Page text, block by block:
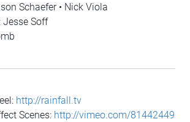
Schaefer • Nick Viola
Jesse Soff
http://rainfall.tv
Scenes: http://vimeo.com/81442449